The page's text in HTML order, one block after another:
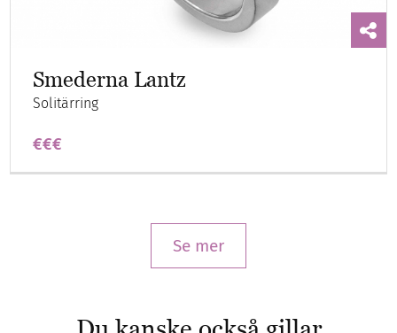
Smederna Lantz
Solitärring
€€€
Se mer